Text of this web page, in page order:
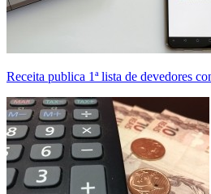
Receita publica 1ª lista de devedores